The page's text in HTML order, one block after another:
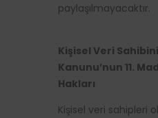
paylaşılmayacaktır.
Kişisel Veri
Kanunu’nun 11.
Hakları
Kişisel veri sahipleri